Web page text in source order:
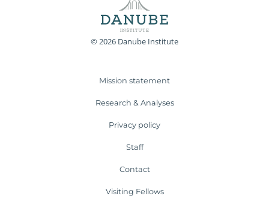
© 2026 Danube Institute
Mission statement
Research & Analyses
Privacy policy
Staff
Contact
Visiting Fellows